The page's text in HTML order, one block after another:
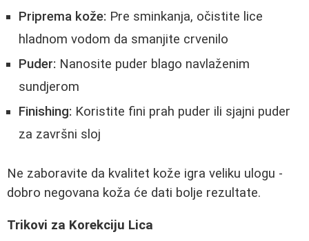
Priprema kože: Pre sminkanja, očistite lice
hladnom vodom da smanjite crvenilo
Puder: Nanosite puder blago navlaženim
sundjerom
Finishing: Koristite fini prah puder ili sjajni puder
za završni sloj
Ne zaboravite da kvalitet kože igra veliku ulogu -
dobro negovana koža će dati bolje rezultate.
Trikovi za Korekciju Lica